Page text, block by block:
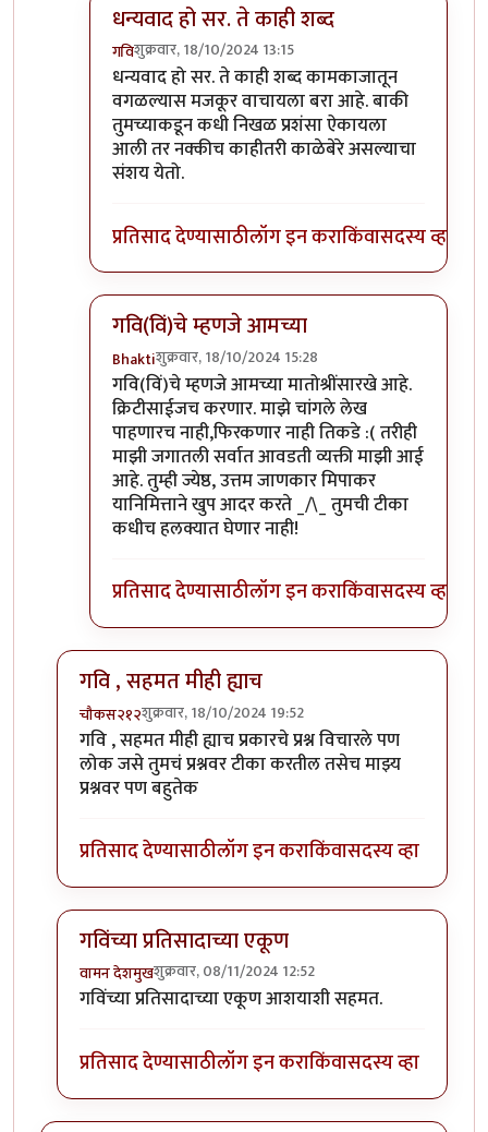
धन्यवाद हो सर. ते काही शब्द
गविशुक्रवार, 18/10/2024 13:15
In reply toआता काय बोलायचं ?byप्रा.डॉ.दिलीप
धन्यवाद हो सर. ते काही शब्द कामकाजातून
वगळल्यास मजकूर वाचायला बरा आहे. बाकी
तुमच्याकडून कधी निखळ प्रशंसा ऐकायला
आली तर नक्कीच काहीतरी काळेबेरे असल्याचा
संशय येतो.
प्रतिसाद देण्यासाठीलॉग इन कराकिंवासदस्य व्हा
गवि(विं)चे म्हणजे आमच्या
Bhaktiशुक्रवार, 18/10/2024 15:28
In reply toआता काय बोलायचं ?byप्रा.डॉ.दिलीप
गवि(विं)चे म्हणजे आमच्या मातोश्रींसारखे आहे.
क्रिटीसाईजच करणार. माझे चांगले लेख
पाहणारच नाही,फिरकणार नाही तिकडे :( तरीही
माझी जगातली सर्वात आवडती व्यक्ती माझी आई
आहे. तुम्ही ज्येष्ठ, उत्तम जाणकार मिपाकर
यानिमित्ताने खुप आदर करते _/\_ तुमची टीका
कधीच हलक्यात घेणार नाही!
प्रतिसाद देण्यासाठीलॉग इन कराकिंवासदस्य व्हा
गवि , सहमत मीही ह्याच
चौकस२१२शुक्रवार, 18/10/2024 19:52
In reply toपदार्थ नवीन आहे. ताई तुम्हीbyगवि
गवि , सहमत मीही ह्याच प्रकारचे प्रश्न विचारले पण
लोक जसे तुमचं प्रश्नवर टीका करतील तसेच माझ्य
प्रश्नवर पण बहुतेक
प्रतिसाद देण्यासाठीलॉग इन कराकिंवासदस्य व्हा
गविंच्या प्रतिसादाच्या एकूण
वामन देशमुखशुक्रवार, 08/11/2024 12:52
In reply toपदार्थ नवीन आहे. ताई तुम्हीbyगवि
गविंच्या प्रतिसादाच्या एकूण आशयाशी सहमत.
प्रतिसाद देण्यासाठीलॉग इन कराकिंवासदस्य व्हा